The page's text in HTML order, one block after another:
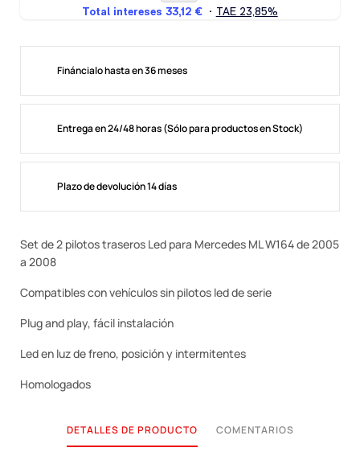
Fináncialo hasta en 36 meses
Entrega en 24/48 horas (Sólo para productos en Stock)
Plazo de devolución 14 días
Set de 2 pilotos traseros Led para Mercedes ML W164 de 2005
a 2008
Compatibles con vehículos sin pilotos led de serie
Plug and play, fácil instalación
Led en luz de freno, posición y intermitentes
Homologados
DETALLES DE PRODUCTO COMENTARIOS